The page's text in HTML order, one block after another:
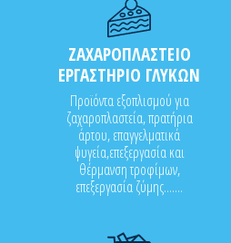
ΖΑΧΑΡΟΠΛΑΣΤΕΙΟ
ΕΡΓΑΣΤΗΡΙΟ ΓΛΥΚΩΝ
Προϊόντα εξοπλισμού για
ζαχαροπλαστεία, πρατήρια
άρτου, επαγγελματικά
ψυγεία,επεξεργασία και
θέρμανση τροφίμων,
επεξεργασία ζύμης.......